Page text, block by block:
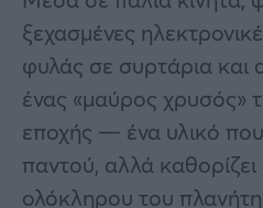
ξεχασμένες
φυλάς σε συρτάρια και
ένας «μαύρος χρυσός»
εποχής — ένα υλικό που
παντού, αλλά καθορίζει
ολόκληρου του